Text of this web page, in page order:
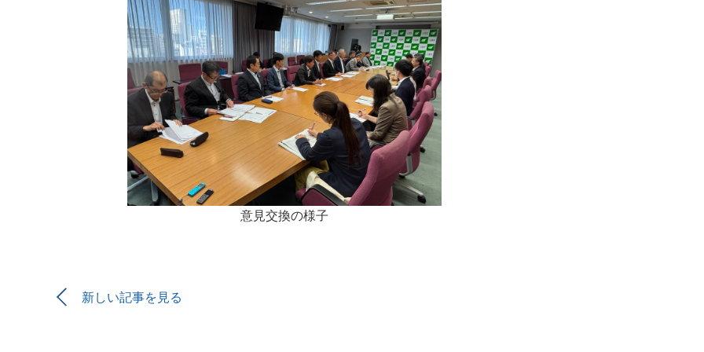
意見交換の様子
新しい記事を見る